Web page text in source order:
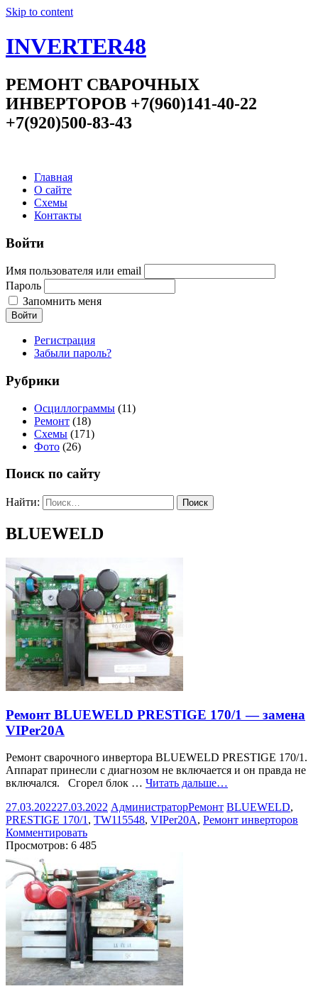
Skip to content
INVERTER48
РЕМОНТ СВАРОЧНЫХ
ИНВЕРТОРОВ +7(960)141-40-22
+7(920)500-83-43
Главная
О сайте
Схемы
Контакты
Войти
Имя пользователя или email
Пароль
Запомнить меня
Войти
Регистрация
Забыли пароль?
Рубрики
Осциллограммы (11)
Ремонт (18)
Схемы (171)
Фото (26)
Поиск по сайту
Найти:
BLUEWELD
Ремонт BLUEWELD PRESTIGE 170/1 — замена
VIPer20A
Ремонт сварочного инвертора BLUEWELD PRESTIGE 170/1.
Аппарат принесли с диагнозом не включается и он правда не
включался. Сгорел блок … Читать дальше…
27.03.202227.03.2022 АдминистраторРемонт BLUEWELD,
PRESTIGE 170/1 , TW115548, VIPer20A, Ремонт инверторов
Комментировать
Просмотров: 6 485